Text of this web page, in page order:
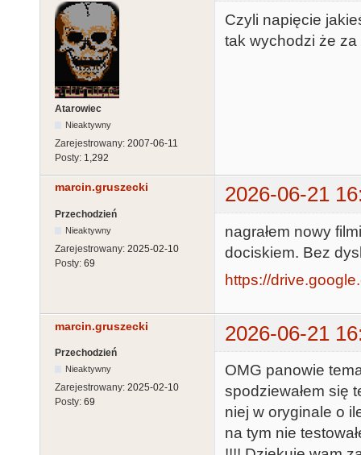
Atarowiec
Nieaktywny
Zarejestrowany: 2007-06-11
Posty: 1,292
Czyli napięcie
tak wychodzi że za
marcin.gruszecki 2026-06-21
Przechodzień
Nieaktywny
Zarejestrowany: 2025-02-10
Posty: 69
nagrałem nowy
dociskiem. Bez
https://
marcin.gruszecki 2026-06-21
Przechodzień
Nieaktywny
Zarejestrowany: 2025-02-10
Posty: 69
OMG panowie
spodziewałem się
niej w oryginale o
na tym nie